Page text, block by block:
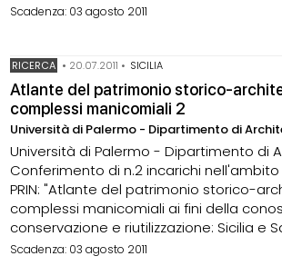
Scadenza: 03 agosto 2011
RICERCA • 20.07.2011 • SICILIA
Atlante del patrimonio storico-
complessi manicomiali 2
Università di Palermo - Dipartimento di
Università di Palermo - Dipartimento di
Conferimento di n.2 incarichi
PRIN: "Atlante del patrimonio storico-
complessi manicomiali ai fini della
conservazione e riutilizzazione: Sicilia e
Scadenza: 03 agosto 2011